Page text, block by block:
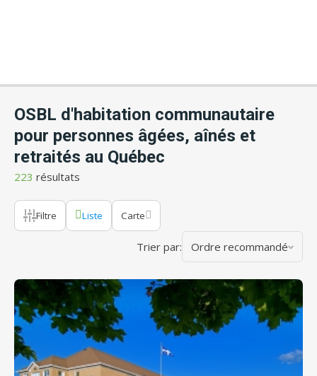
OSBL d'habitation communautaire
pour personnes âgées, aînés et
retraités au Québec
223 résultats
Filtre Liste Carte
Trier par: Ordre recommandé